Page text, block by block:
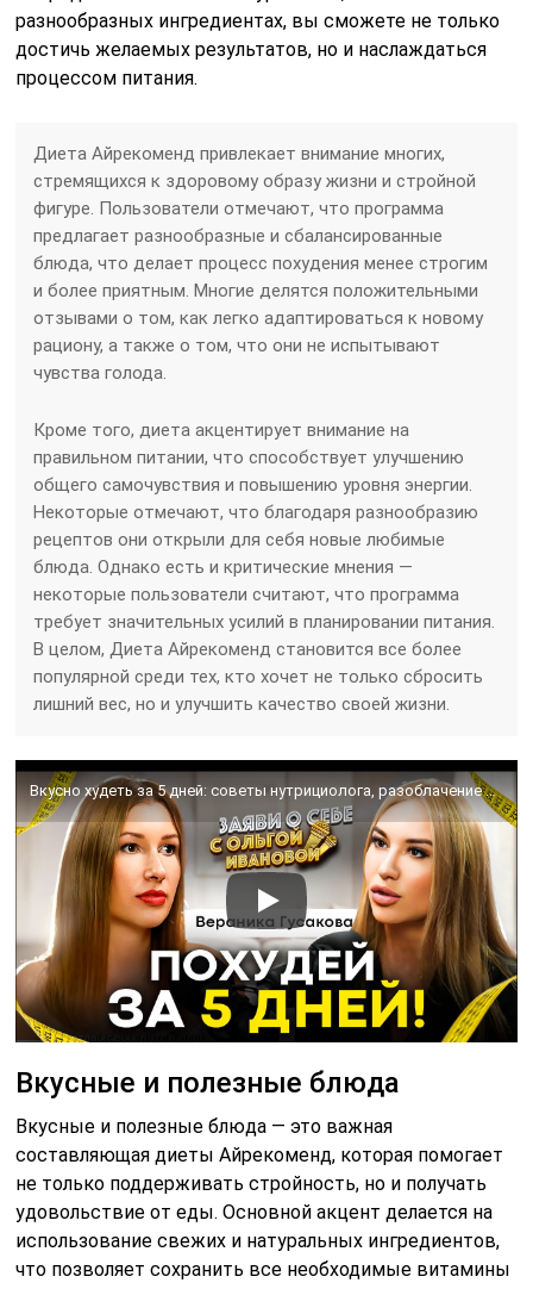
разнообразных ингредиентах, вы сможете не только
достичь желаемых результатов, но и наслаждаться
процессом питания.
Диета Айрекоменд привлекает внимание многих,
стремящихся к здоровому образу жизни и стройной
фигуре. Пользователи отмечают, что программа
предлагает разнообразные и сбалансированные
блюда, что делает процесс похудения менее строгим
и более приятным. Многие делятся положительными
отзывами о том, как легко адаптироваться к новому
рациону, а также о том, что они не испытывают
чувства голода.
Кроме того, диета акцентирует внимание на
правильном питании, что способствует улучшению
общего самочувствия и повышению уровня энергии.
Некоторые отмечают, что благодаря разнообразию
рецептов они открыли для себя новые любимые
блюда. Однако есть и критические мнения —
некоторые пользователи считают, что программа
требует значительных усилий в планировании питания.
В целом, Диета Айрекоменд становится все более
популярной среди тех, кто хочет не только сбросить
лишний вес, но и улучшить качество своей жизни.
Вкусно худеть за 5 дней: советы нутрициолога, разоблачение мифов и секреты стройности
Вкусные и полезные блюда
Вкусные и полезные блюда — это важная
составляющая диеты Айрекоменд, которая помогает
не только поддерживать стройность, но и получать
удовольствие от еды. Основной акцент делается на
использование свежих и натуральных ингредиентов,
что позволяет сохранить все необходимые витамины